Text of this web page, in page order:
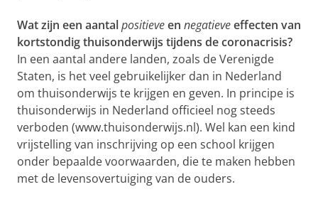
Wat zijn een aantalpositieveen negatieveeffecten van
kortstondig thuisonderwijs tijdens de coronacrisis?
In een aantal andere landen, zoals de Verenigde
Staten, is het veel gebruikelijker dan in Nederland
om thuisonderwijs te krijgen en geven. In principe is
thuisonderwijs in Nederland officieel nog steeds
verboden (www.thuisonderwijs.nl). Wel kan een kind
vrijstelling van inschrijving op een school krijgen
onder bepaalde voorwaarden, die te maken hebben
met de levensovertuiging van de ouders.